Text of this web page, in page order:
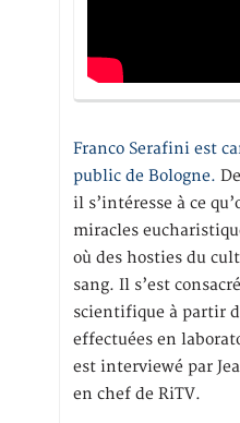
Franco Serafini est
public de Bologne.
il s’intéresse à ce
miracles
où des hosties du
sang. Il s’est
scientifique à partir
effectuées en
est interviewé par
en chef de RiTV.